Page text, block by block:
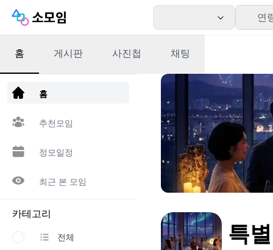
연
앱 다운로드
홈
추천모임
정모일정
최근 본 모임
카테고리
전체
홈 게시판 사진첩 채팅
특